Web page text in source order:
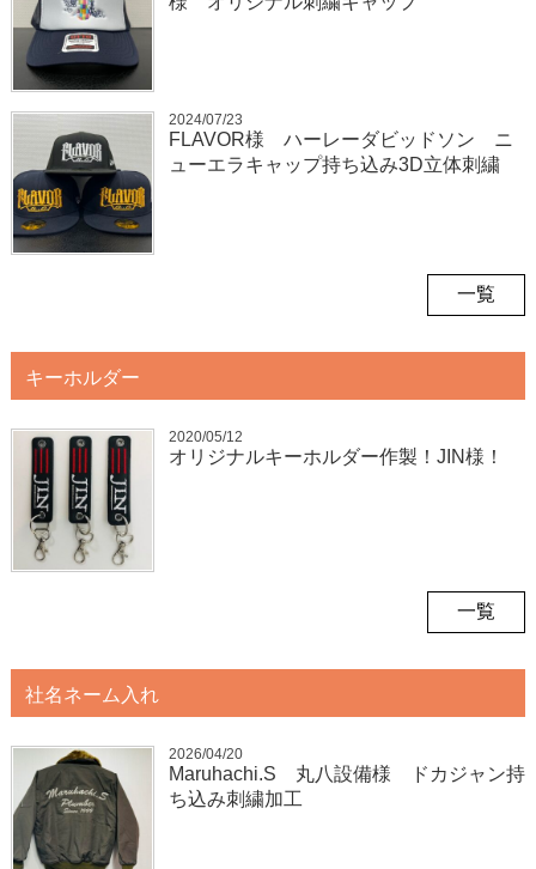
2024/07/23
FLAVOR様 ハーレーダビッドソン ニ
ューエラキャップ持ち込み3D立体刺繍
一覧
キーホルダー
2020/05/12
オリジナルキーホルダー作製！JIN様！
一覧
社名ネーム入れ
2026/04/20
Maruhachi.S 丸八設備様 ドカジャン持
ち込み刺繍加工